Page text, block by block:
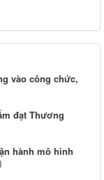
vào công chức,
đạt Thương
hành mô hình